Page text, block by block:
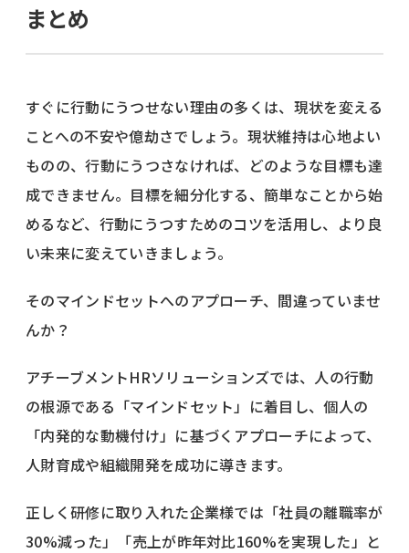
まとめ
すぐに行動にうつせない理由の多くは、現状を変える
ことへの不安や億劫さでしょう。現状維持は心地よい
ものの、行動にうつさなければ、どのような目標も達
成できません。目標を細分化する、簡単なことから始
めるなど、行動にうつすためのコツを活用し、より良
い未来に変えていきましょう。
そのマインドセットへのアプローチ、間違っていませ
んか？
アチーブメントHRソリューションズでは、人の行動
の根源である「マインドセット」に着目し、個人の
「内発的な動機付け」に基づくアプローチによって、
人財育成や組織開発を成功に導きます。
正しく研修に取り入れた企業様では「社員の離職率が
30%減った」「売上が昨年対比160%を実現した」と